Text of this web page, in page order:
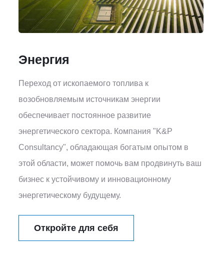
Энергия
Переход от ископаемого топлива к
возобновляемым источникам энергии
обеспечивает постоянное развитие
энергетического сектора. Компания "K&P
Consultancy", обладающая богатым опытом в
этой области, может помочь вам продвинуть ваш
бизнес к устойчивому и инновационному
энергетическому будущему.
Откройте для себя